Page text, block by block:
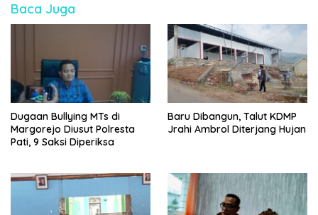
Baca Juga
Dugaan Bullying MTs di
Margorejo Diusut Polresta
Pati, 9 Saksi Diperiksa
Baru Dibangun, Talut KDMP
Jrahi Ambrol Diterjang Hujan